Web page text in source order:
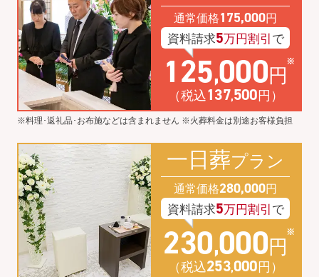
通常価格175,000円
資料請求5万円割引 で
125,000円
（税込137,500 円）
※料理･返礼品･お布施などは含まれません ※火葬料金は別途お客様負担
一日葬プラン
通常価格280,000円
資料請求5万円割引 で
230,000円
（税込253,000円）